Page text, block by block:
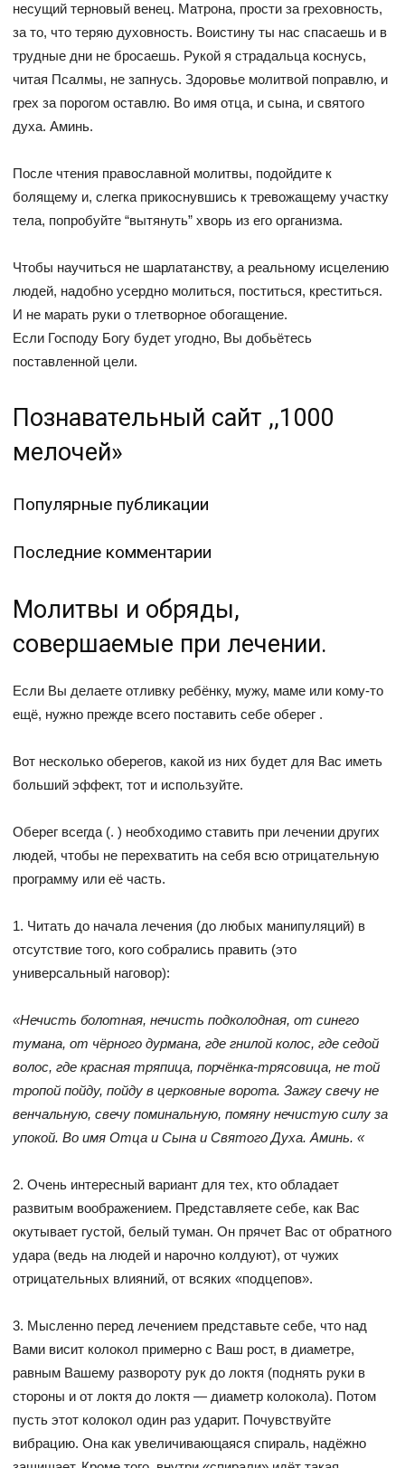
несущий терновый венец. Матрона, прости за греховность,
за то, что теряю духовность. Воистину ты нас спасаешь и в
трудные дни не бросаешь. Рукой я страдальца коснусь,
читая Псалмы, не запнусь. Здоровье молитвой поправлю, и
грех за порогом оставлю. Во имя отца, и сына, и святого
духа. Аминь.
После чтения православной молитвы, подойдите к
болящему и, слегка прикоснувшись к тревожащему участку
тела, попробуйте “вытянуть” хворь из его организма.
Чтобы научиться не шарлатанству, а реальному исцелению
людей, надобно усердно молиться, поститься, креститься.
И не марать руки о тлетворное обогащение.
Если Господу Богу будет угодно, Вы добьётесь
поставленной цели.
Познавательный сайт ,,1000
мелочей»
Популярные публикации
Последние комментарии
Молитвы и обряды,
совершаемые при лечении.
Если Вы делаете отливку ребёнку, мужу, маме или кому-то
ещё, нужно прежде всего поставить себе оберег .
Вот несколько оберегов, какой из них будет для Вас иметь
больший эффект, тот и используйте.
Оберег всегда (. ) необходимо ставить при лечении других
людей, чтобы не перехватить на себя всю отрицательную
программу или её часть.
1. Читать до начала лечения (до любых манипуляций) в
отсутствие того, кого собрались править (это
универсальный наговор):
«Нечисть болотная, нечисть подколодная, от синего
тумана, от чёрного дурмана, где гнилой колос, где седой
волос, где красная тряпица, порчёнка-трясовица, не той
тропой пойду, пойду в церковные ворота. Зажгу свечу не
венчальную, свечу поминальную, помяну нечистую силу за
упокой. Во имя Отца и Сына и Святого Духа. Аминь. «
2. Очень интересный вариант для тех, кто обладает
развитым воображением. Представляете себе, как Вас
окутывает густой, белый туман. Он прячет Вас от обратного
удара (ведь на людей и нарочно колдуют), от чужих
отрицательных влияний, от всяких «подцепов».
3. Мысленно перед лечением представьте себе, что над
Вами висит колокол примерно с Ваш рост, в диаметре,
равным Вашему развороту рук до локтя (поднять руки в
стороны и от локтя до локтя — диаметр колокола). Потом
пусть этот колокол один раз ударит. Почувствуйте
вибрацию. Она как увеличивающаяся спираль, надёжно